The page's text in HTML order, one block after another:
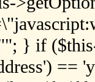
} if
==